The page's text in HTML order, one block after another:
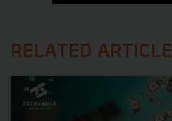
RELATED ARTICLE